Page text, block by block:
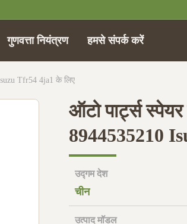
गुणवत्ता नियंत्रण हमसे संपर्क करें
Tfr54 4ja1 के लिए
ऑटो पार्ट्स
8944535210
उद्गम देश
चीन
उत्पाद मॉडल